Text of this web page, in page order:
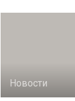
Новости